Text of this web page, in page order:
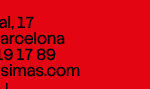
17
17 89